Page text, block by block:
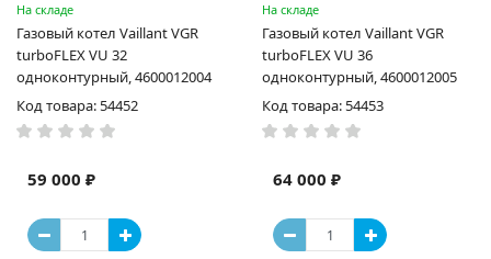
На складе
Газовый котел Vaillant VGR
turboFLEX VU 32
одноконтурный, 4600012004
Код товара: 54452
59 000 ₽
На складе
Газовый котел Vaillant VGR
turboFLEX VU 36
одноконтурный, 4600012005
Код товара: 54453
64 000 ₽